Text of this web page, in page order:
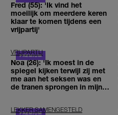
Fred (55): 'Ik vind het
moeilijk om meerdere keren
klaar te komen tijdens een
vrijpartij'
VRIJPARTIJ
Noa (26): 'Ik moest in de
spiegel kijken terwijl zij met
me aan het seksen was en
de tranen sprongen in mijn
LEKKER SAMENGESTELD